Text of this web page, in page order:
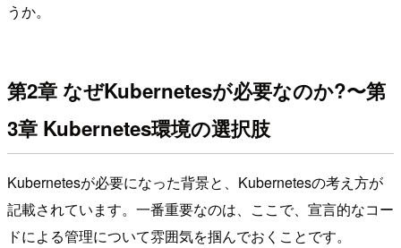
うか。
第2章 なぜKubernetesが必要なのか?〜第
3章 Kubernetes環境の選択肢
Kubernetesが必要になった背景と、Kubernetesの考え方が
記載されています。一番重要なのは、ここで、宣言的なコー
ドによる管理について雰囲気を掴んでおくことです。